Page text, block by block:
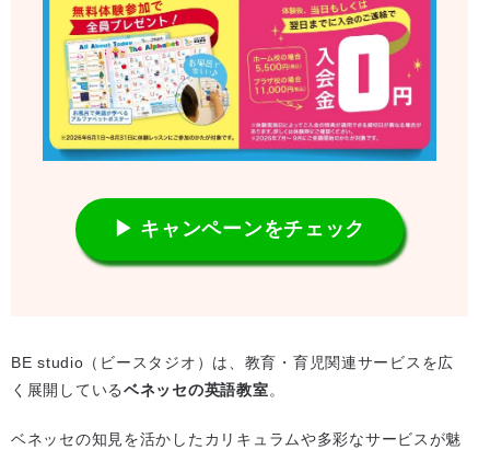
▶ キャンペーンをチェック
BE studio（ビースタジオ）は、教育・育児関連サービスを広
く展開しているベネッセの英語教室。
ベネッセの知見を活かしたカリキュラムや多彩なサービスが魅